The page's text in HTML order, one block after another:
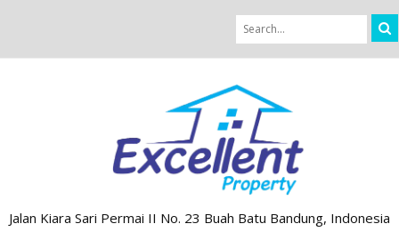
Jalan Kiara Sari Permai II No. 23 Buah Batu Bandung, Indonesia